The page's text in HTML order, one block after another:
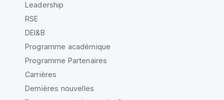
Leadership
RSE
DEI&B
Programme académique
Programme Partenaires
Carrières
Dernières nouvelles